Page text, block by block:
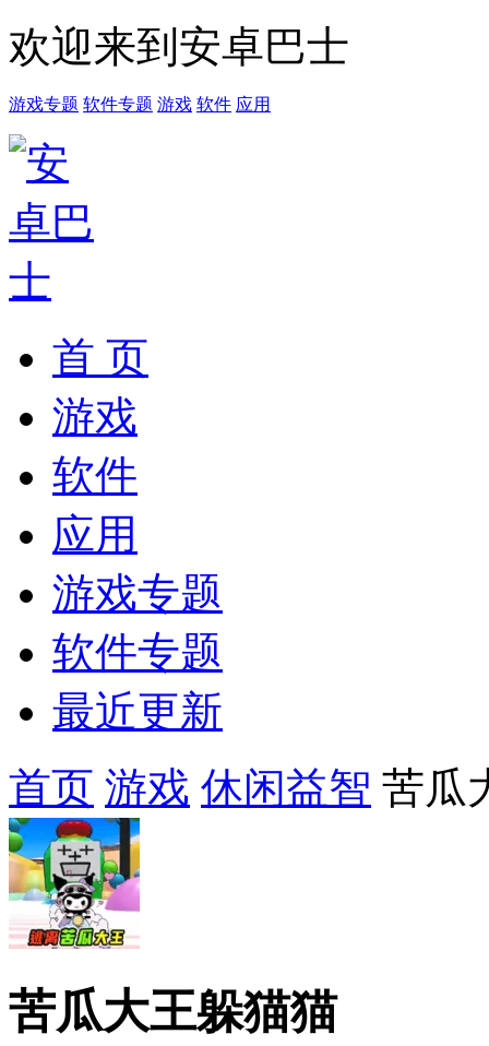
欢迎来到安卓巴士
游戏专题 软件专题 游戏 软件 应用
首 页
游戏
软件
应用
游戏专题
软件专题
最近更新
首页 游戏 休闲益智 苦瓜
苦瓜大王躲猫猫